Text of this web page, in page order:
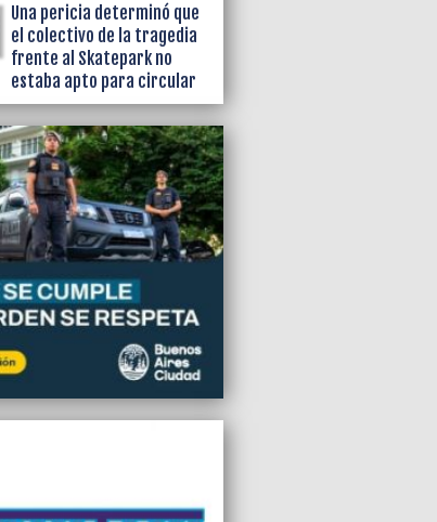
Una pericia determinó que
el colectivo de la tragedia
frente al Skatepark no
estaba apto para circular